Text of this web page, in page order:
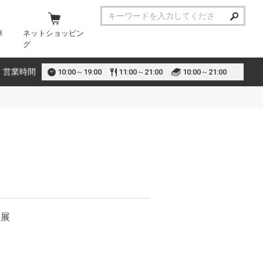
ネットショッピン
グ
営業時間 10:00～19:00 11:00～21:00 10:00～21:00